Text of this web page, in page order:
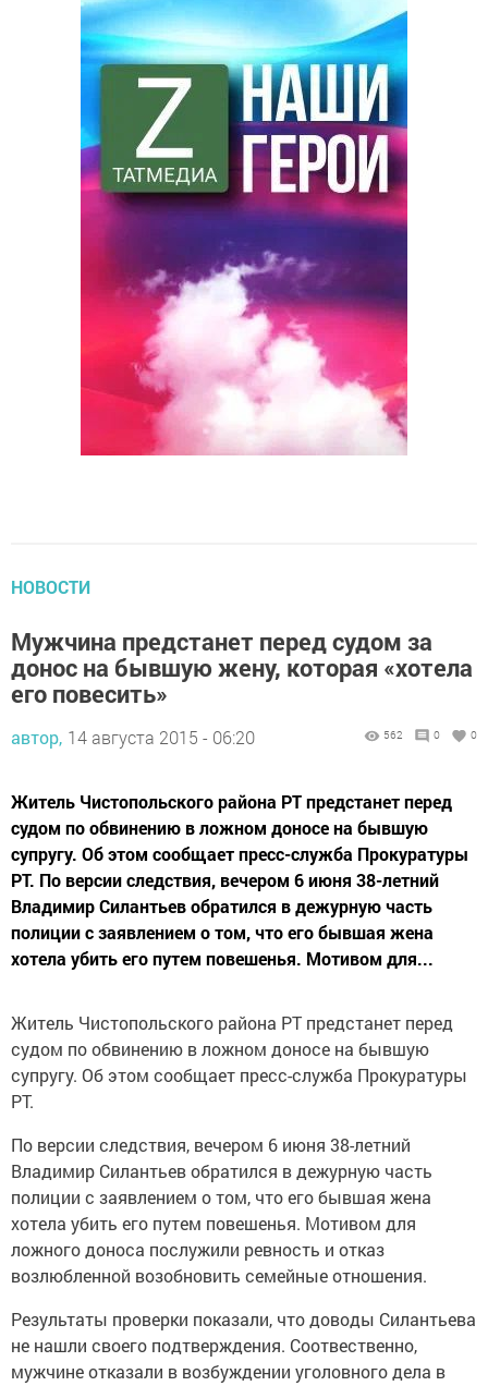
НОВОСТИ
Мужчина предстанет перед судом за
донос на бывшую жену, которая «хотела
его повесить»
автор, 14 августа 2015 - 06:20 562 0 0
Житель Чистопольского района РТ предстанет перед
судом по обвинению в ложном доносе на бывшую
супругу. Об этом сообщает пресс-служба Прокуратуры
РТ. По версии следствия, вечером 6 июня 38-летний
Владимир Силантьев обратился в дежурную часть
полиции с заявлением о том, что его бывшая жена
хотела убить его путем повешенья. Мотивом для...
Житель Чистопольского района РТ предстанет перед
судом по обвинению в ложном доносе на бывшую
супругу. Об этом сообщает пресс-служба Прокуратуры
РТ.
По версии следствия, вечером 6 июня 38-летний
Владимир Силантьев обратился в дежурную часть
полиции с заявлением о том, что его бывшая жена
хотела убить его путем повешенья. Мотивом для
ложного доноса послужили ревность и отказ
возлюбленной возобновить семейные отношения.
Результаты проверки показали, что доводы Силантьева
не нашли своего подтверждения. Соотвественно,
мужчине отказали в возбуждении уголовного дела в